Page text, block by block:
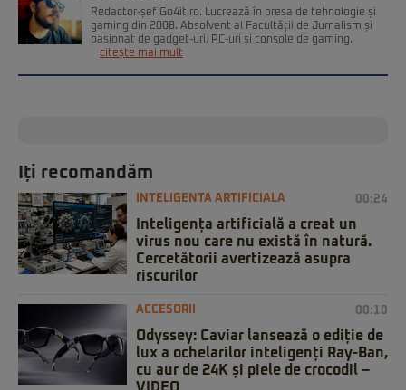
Redactor-șef Go4it.ro. Lucrează în presa de tehnologie și
gaming din 2008. Absolvent al Facultății de Jurnalism și
pasionat de gadget-uri, PC-uri și console de gaming.
citește mai mult
Iți recomandăm
INTELIGENTA ARTIFICIALA 00:24
Inteligența artificială a creat un
virus nou care nu există în natură.
Cercetătorii avertizează asupra
riscurilor
ACCESORII 00:10
Odyssey: Caviar lansează o ediție de
lux a ochelarilor inteligenți Ray-Ban,
cu aur de 24K și piele de crocodil –